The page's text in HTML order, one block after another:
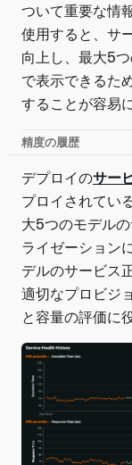
ついて重要な情
使用すると、サ
向上し、最大5
で表示できるた
することが容易
精度の履歴
デプロイのサー
プロイされてい
大5つのモデル
ライゼーション
デルのサービス
適切なプロビジ
と容量の評価に